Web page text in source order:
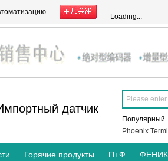
Loading...
датчик
Популярный
Phoenix
Горячие продукты П+Ф